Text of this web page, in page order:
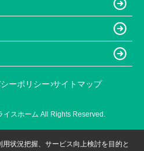
ーポリシー サイトマップ
イスホーム All Rights Reserved.
状況把握、サービス向上検討を目的と